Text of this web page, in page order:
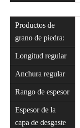
Productos de
grano de piedra:
Longitud regular
Anchura regular
Rango de espesor
Espesor de la
capa de desgaste